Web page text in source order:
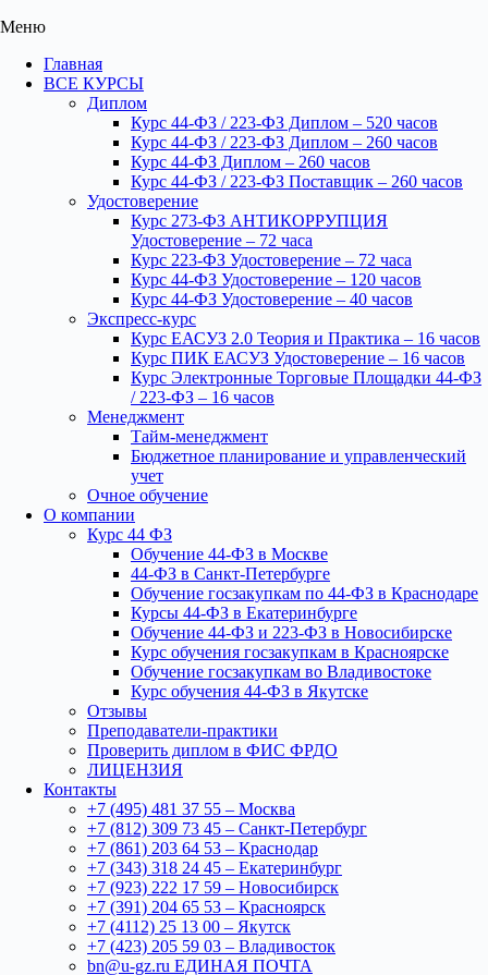
Меню
Главная
ВСЕ КУРСЫ
Диплом
Курс 44-ФЗ / 223-ФЗ Диплом – 520 часов
Курс 44-ФЗ / 223-ФЗ Диплом – 260 часов
Курс 44-ФЗ Диплом – 260 часов
Курс 44-ФЗ / 223-ФЗ Поставщик – 260 часов
Удостоверение
Курс 273-ФЗ АНТИКОРРУПЦИЯ
Удостоверение – 72 часа
Курс 223-ФЗ Удостоверение – 72 часа
Курс 44-ФЗ Удостоверение – 120 часов
Курс 44-ФЗ Удостоверение – 40 часов
Экспресс-курс
Курс ЕАСУЗ 2.0 Теория и Практика – 16 часов
Курс ПИК ЕАСУЗ Удостоверение – 16 часов
Курс Электронные Торговые Площадки 44-ФЗ
/ 223-ФЗ – 16 часов
Менеджмент
Тайм-менеджмент
Бюджетное планирование и управленческий
учет
Очное обучение
О компании
Курс 44 ФЗ
Обучение 44-ФЗ в Москве
44-ФЗ в Санкт-Петербурге
Обучение госзакупкам по 44-ФЗ в Краснодаре
Курсы 44-ФЗ в Екатеринбурге
Обучение 44-ФЗ и 223-ФЗ в Новосибирске
Курс обучения госзакупкам в Красноярске
Обучение госзакупкам во Владивостоке
Курс обучения 44-ФЗ в Якутске
Отзывы
Преподаватели-практики
Проверить диплом в ФИС ФРДО
ЛИЦЕНЗИЯ
Контакты
+7 (495) 481 37 55 – Москва
+7 (812) 309 73 45 – Санкт-Петербург
+7 (861) 203 64 53 – Краснодар
+7 (343) 318 24 45 – Екатеринбург
+7 (923) 222 17 59 – Новосибирск
+7 (391) 204 65 53 – Красноярск
+7 (4112) 25 13 00 – Якутск
+7 (423) 205 59 03 – Владивосток
bn@u-gz.ru ЕДИНАЯ ПОЧТА